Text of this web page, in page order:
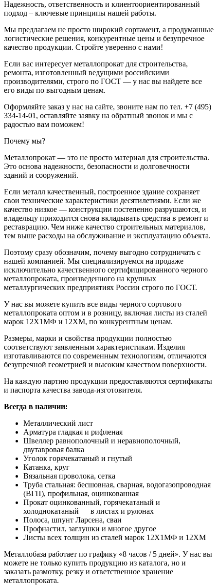
Надежность, ответственность и клиентоориентированный
подход – ключевые принципы нашей работы.
Мы предлагаем не просто широкий сортамент, а продуманные
логистические решения, конкурентные цены и безупречное
качество продукции. Стройте уверенно с нами!
Если вас интересует металлопрокат для строительства,
ремонта, изготовленный ведущими российскими
производителями, строго по ГОСТ — у нас вы найдете все
его виды по выгодным ценам.
Оформляйте заказ у нас на сайте, звоните нам по тел. +7 (495)
334-14-01, оставляйте заявку на обратный звонок и мы с
радостью вам поможем!
Почему мы?
Металлопрокат — это не просто материал для строительства.
Это основа надежности, безопасности и долговечности
зданий и сооружений.
Если металл качественный, построенное здание сохраняет
свои технические характеристики десятилетиями. Если же
качество низкое — конструкции постепенно разрушаются, и
владельцу приходится снова вкладывать средства в ремонт и
реставрацию. Чем ниже качество строительных материалов,
тем выше расходы на обслуживание и эксплуатацию объекта.
Поэтому сразу обозначим, почему выгодно сотрудничать с
нашей компанией. Мы специализируемся на продаже
исключительно качественного сертифицированного черного
металлопроката, произведенного на крупных
металлургических предприятиях России строго по ГОСТ.
У нас вы можете купить все виды черного сортового
металлопроката оптом и в розницу, включая листы из сталей
марок 12Х1МФ и 12ХМ, по конкурентным ценам.
Размеры, марки и свойства продукции полностью
соответствуют заявленным характеристикам. Изделия
изготавливаются по современным технологиям, отличаются
безупречной геометрией и высоким качеством поверхности.
На каждую партию продукции предоставляются сертификаты
и паспорта качества завода-изготовителя.
Всегда в наличии:
Металлический лист
Арматура гладкая и рифленая
Швеллер равнополочный и неравнополочный,
двутавровая балка
Уголок горячекатаный и гнутый
Катанка, круг
Вязальная проволока, сетка
Труба стальная: бесшовная, сварная, водогазопроводная
(ВГП), профильная, оцинкованная
Прокат оцинкованный, горячекатаный и
холоднокатаный — в листах и рулонах
Полоса, шпунт Ларсена, сваи
Профнастил, заглушки и многое другое
Листы всех толщин из сталей марок 12Х1МФ и 12ХМ
Металлобаза работает по графику «8 часов / 5 дней». У нас вы
можете не только купить продукцию из каталога, но и
заказать размотку, резку и ответственное хранение
металлопроката.